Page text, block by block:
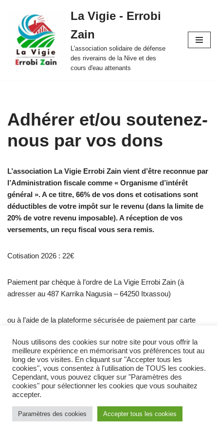
Aller
contenu
La Vigie - Errobi
Zain
L'association solidaire de défense
des riverains de la Nive et des
cours d'eau attenants
Adhérer et/ou soutenez-
nous par vos dons
L’association La Vigie Errobi Zain vient d’être reconnue par
l’Administration fiscale comme « Organisme d’intérêt
général ». A ce titre, 66% de vos dons et cotisations sont
déductibles de votre impôt sur le revenu (dans la limite de
20% de votre revenu imposable). A réception de vos
versements, un reçu fiscal vous sera remis.
Cotisation 2026 : 22€
Paiement par chèque à l’ordre de La Vigie Errobi Zain (à
adresser au 487 Karrika Nagusia – 64250 Itxassou)
ou à l’aide de la plateforme sécurisée de paiement par carte
Adhérer ou nous soutenir
Merci | Milesker
Neve| Propulsé parWordPress
Nous utilisons des cookies sur notre site pour vous offrir la
meilleure expérience en mémorisant vos préférences tout au
long de vos visites. En cliquant sur "Accepter tous les
cookies", vous consentez à l'utilisation de TOUS les cookies.
Cependant, vous pouvez cliquer sur "Paramètres des
cookies" pour sélectionner les cookies que vous souhaitez
accepter.
Paramètres des cookies Accepter tous les cookies